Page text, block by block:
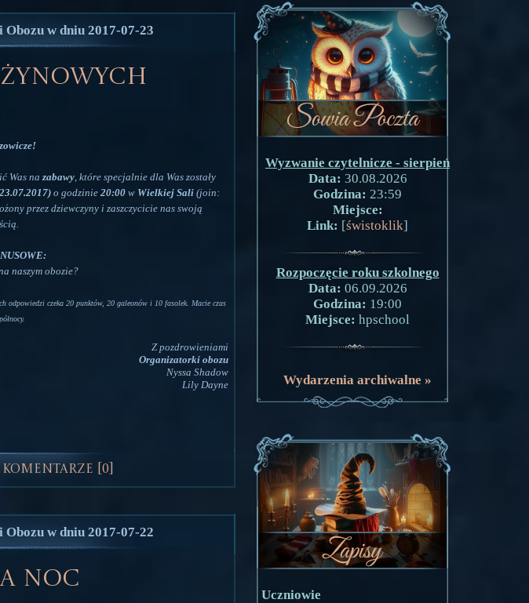
w dniu 2017-07-23
Was nazabawy, które specjalnie dla Was zostały
o godzinie 20:00w Wielkiej Sali(join:
przez dziewczyny i zaszczycicie nas swoją
naszym obozie?
odpowiedzi czeka 20 punktów, 20 galeonów i 10 fasolek. Macie czas
Z pozdrowieniami
Organizatorki obozu
Nyssa Shadow
Lily Dayne
Komentarze [0]
w dniu 2017-07-22
noc
Wyzwanie czytelnicze - sierpień
Data: 30.08.2026
Godzina: 23:59
Miejsce:
Link: [świstoklik]
Rozpoczęcie roku szkolnego
Data: 06.09.2026
Godzina: 19:00
Miejsce: hpschool
Wydarzenia archiwalne »
Uczniowie